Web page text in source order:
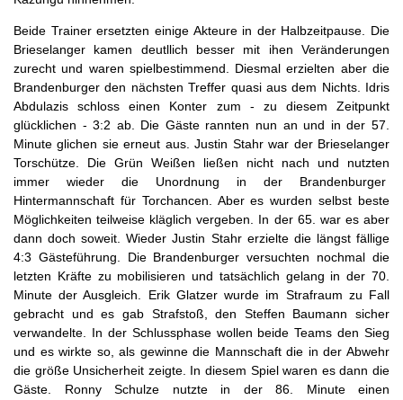
Beide Trainer ersetzten einige Akteure in der Halbzeitpause. Die
Brieselanger kamen deutllich besser mit ihen Veränderungen
zurecht und waren spielbestimmend. Diesmal erzielten aber die
Brandenburger den nächsten Treffer quasi aus dem Nichts. Idris
Abdulazis schloss einen Konter zum - zu diesem Zeitpunkt
glücklichen - 3:2 ab. Die Gäste rannten nun an und in der 57.
Minute glichen sie erneut aus. Justin Stahr war der Brieselanger
Torschütze. Die Grün Weißen ließen nicht nach und nutzten
immer wieder die Unordnung in der Brandenburger
Hintermannschaft für Torchancen. Aber es wurden selbst beste
Möglichkeiten teilweise kläglich vergeben. In der 65. war es aber
dann doch soweit. Wieder Justin Stahr erzielte die längst fällige
4:3 Gästeführung. Die Brandenburger versuchten nochmal die
letzten Kräfte zu mobilisieren und tatsächlich gelang in der 70.
Minute der Ausgleich. Erik Glatzer wurde im Strafraum zu Fall
gebracht und es gab Strafstoß, den Steffen Baumann sicher
verwandelte. In der Schlussphase wollen beide Teams den Sieg
und es wirkte so, als gewinne die Mannschaft die in der Abwehr
die größe Unsicherheit zeigte. In diesem Spiel waren es dann die
Gäste. Ronny Schulze nutzte in der 86. Minute einen